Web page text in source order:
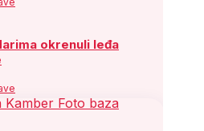
okrenuli leđa